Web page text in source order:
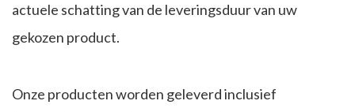
actuele schatting van de leveringsduur van uw
gekozen product.
Onze producten worden geleverd inclusief